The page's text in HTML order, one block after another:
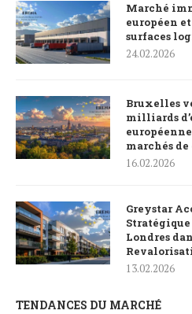
Marché
européen
surfaces
24.02.2026
Bruxelles
milliards
marchés
16.02.2026
Greystar
Londres
13.02.2026
TENDANCES DU MARCHÉ